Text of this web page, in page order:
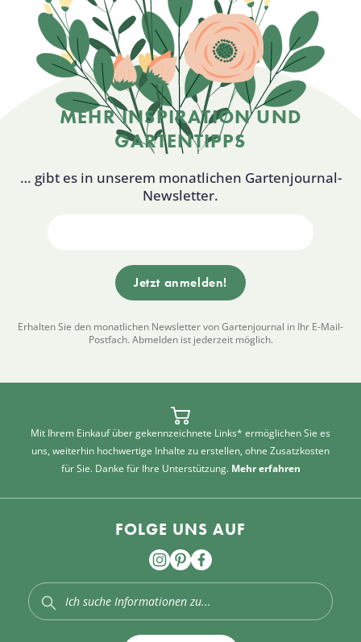
MEHR INSPIRATION UND
GARTENTIPPS
… gibt es in unserem monatlichen Gartenjournal-
Newsletter.
Erhalten Sie den monatlichen Newsletter von Gartenjournal in Ihr E-Mail-
Postfach. Abmelden ist jederzeit möglich.
Mit Ihrem Einkauf über gekennzeichnete Links* ermöglichen Sie es
uns, weiterhin hochwertige Inhalte zu erstellen, ohne Zusatzkosten
für Sie. Danke für Ihre Unterstützung. Mehr erfahren
FOLGE UNS AUF